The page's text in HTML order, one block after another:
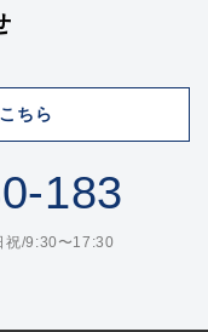
ちら
183
/9:30〜17:30